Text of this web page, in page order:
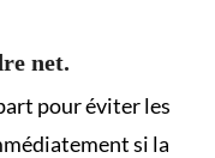
net.
pour éviter les
si la